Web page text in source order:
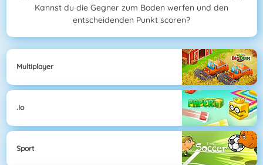
Kannst du die Gegner zum Boden werfen und den
entscheidenden Punkt scoren?
Multiplayer
.io
Sport